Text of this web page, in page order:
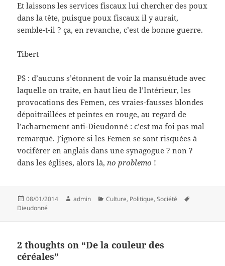
Et laissons les services fiscaux lui chercher des poux
dans la tête, puisque poux fiscaux il y aurait,
semble-t-il ? ça, en revanche, c’est de bonne guerre.
Tibert
PS : d’aucuns s’étonnent de voir la mansuétude avec
laquelle on traite, en haut lieu de l’Intérieur, les
provocations des Femen, ces vraies-fausses blondes
dépoitraillées et peintes en rouge, au regard de
l’acharnement anti-Dieudonné : c’est ma foi pas mal
remarqué. J’ignore si les Femen se sont risquées à
vociférer en anglais dans une synagogue ? non ?
dans les églises, alors là,no problemo !
Posted
on
08/01/2014 Author
admin Categories
Culture, Politique,Société
Dieudonné
2 thoughts on “De la couleur des
céréales”